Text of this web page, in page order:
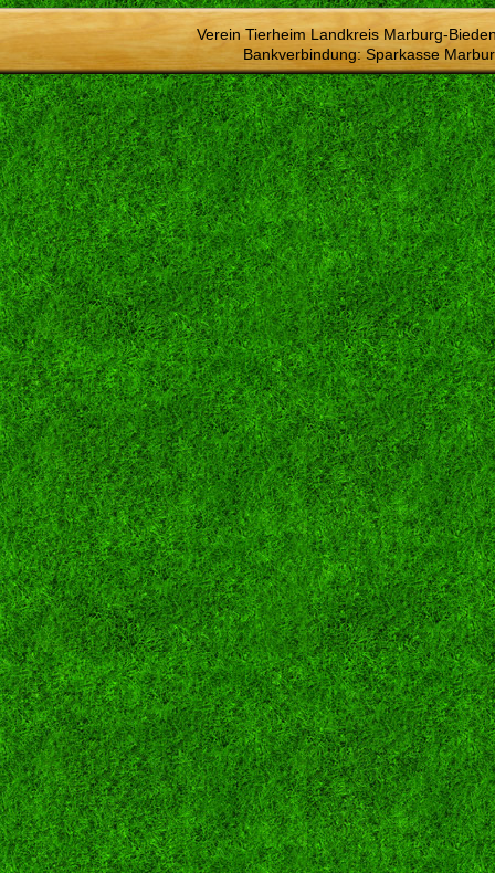
Verein Tierheim Landkreis Marburg-
Bankverbindung: Sparkasse